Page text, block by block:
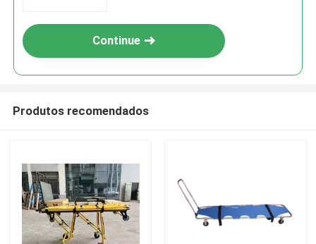
Continue
Produtos recomendados